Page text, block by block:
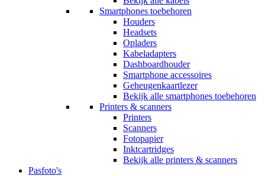
Smartphones toebehoren
Houders
Headsets
Opladers
Kabeladapters
Dashboardhouder
Smartphone accessoires
Geheugenkaartlezer
Bekijk alle smartphones toebehoren
Printers & scanners
Printers
Scanners
Fotopapier
Inktcartridges
Bekijk alle printers & scanners
Pasfoto's